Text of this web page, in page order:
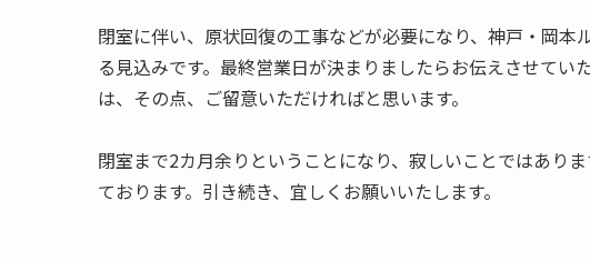
閉室に伴い、原状回復の工事などが必要になり、神戸・岡
る見込みです。最終営業日が決まりましたらお伝えさせて
は、その点、ご留意いただければと思います。
閉室まで2カ月余りということになり、寂しいことではあり
ております。引き続き、宜しくお願いいたします。